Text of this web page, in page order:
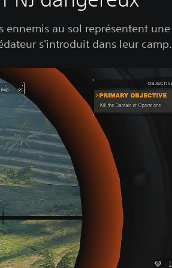
ennemis au sol représentent une
s'introduit dans leur camp.